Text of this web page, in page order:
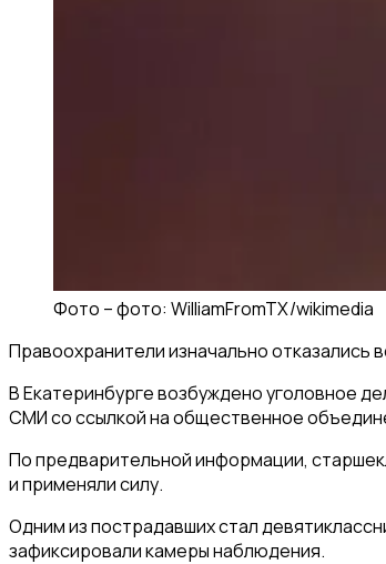
Фото –фото: WilliamFromTX/wikimedia
Правоохранители изначально отказались
В Екатеринбурге возбуждено уголовное
СМИ со ссылкой на общественное
По предварительной информации,
и применяли силу.
Одним из пострадавших стал
зафиксировали камеры наблюдения.